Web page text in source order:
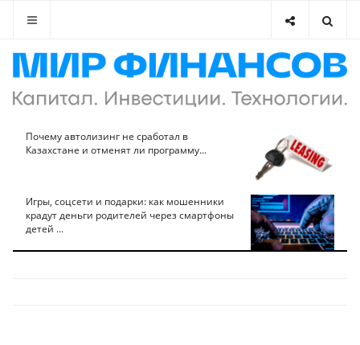
Почему автолизинг не сработал в
Казахстане и отменят ли программу...
Игры, соцсети и подарки: как мошенники
крадут деньги родителей через смартфоны
детей ...